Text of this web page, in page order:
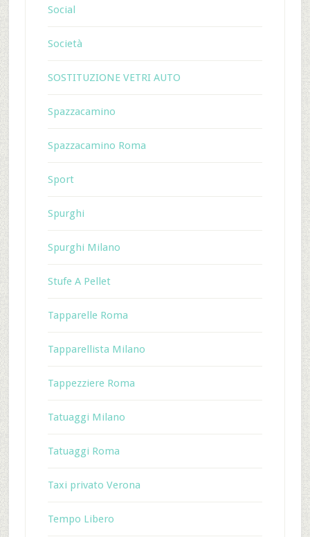
Social
Società
SOSTITUZIONE VETRI AUTO
Spazzacamino
Spazzacamino Roma
Sport
Spurghi
Spurghi Milano
Stufe A Pellet
Tapparelle Roma
Tapparellista Milano
Tappezziere Roma
Tatuaggi Milano
Tatuaggi Roma
Taxi privato Verona
Tempo Libero